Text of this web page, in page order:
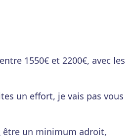
entre 1550€ et 2200€, avec les
un effort, je vais pas vous
être un minimum adroit,